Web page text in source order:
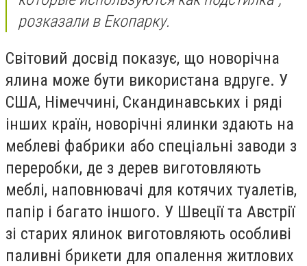
розказали в Екопарку.
Світовий досвід показує, що новорічна
ялина може бути використана вдруге. У
США, Німеччині, Скандинавських і ряді
інших країн, новорічні ялинки здають на
меблеві фабрики або спеціальні заводи з
переробки, де з дерев виготовляють
меблі, наповнювачі для котячих туалетів,
папір і багато іншого. У Швеції та Австрії
зі старих ялинок виготовляють особливі
паливні брикети для опалення житлових